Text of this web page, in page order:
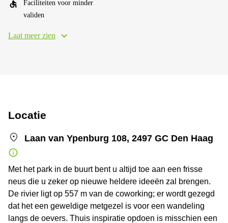
Faciliteiten voor minder
validen
Laat meer zien
Locatie
Laan van Ypenburg 108, 2497 GC Den Haag
Met het park in de buurt bent u altijd toe aan een frisse
neus die u zeker op nieuwe heldere ideeën zal brengen.
De rivier ligt op 557 m van de coworking; er wordt gezegd
dat het een geweldige metgezel is voor een wandeling
langs de oevers. Thuis inspiratie opdoen is misschien een